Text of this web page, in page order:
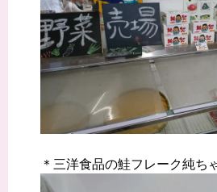
＊三洋食品の鮭フレーク純ち